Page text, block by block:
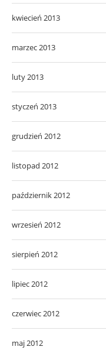
kwiecień 2013
marzec 2013
luty 2013
styczeń 2013
grudzień 2012
listopad 2012
październik 2012
wrzesień 2012
sierpień 2012
lipiec 2012
czerwiec 2012
maj 2012